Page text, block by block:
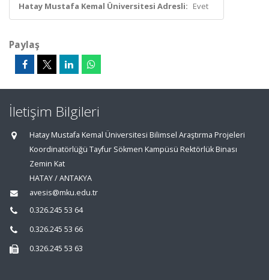
Hatay Mustafa Kemal Üniversitesi Adresli: Evet
Paylaş
İletişim Bilgileri
Hatay Mustafa Kemal Üniversitesi Bilimsel Araştırma Projeleri
Koordinatörlüğü Tayfur Sökmen Kampüsü Rektörlük Binası
Zemin Kat
HATAY / ANTAKYA
avesis@mku.edu.tr
0.326.245 53 64
0.326.245 53 66
0.326.245 53 63